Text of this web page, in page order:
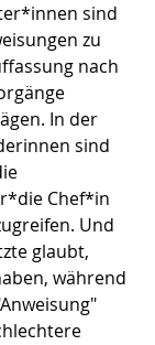
sind
zu
nach
In der
sind
Chef*in
Und
glaubt,
während